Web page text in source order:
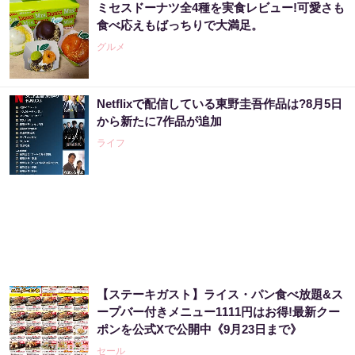
ミセスドーナツ全4種を実食レビュー!可愛さも
食べ応えもばっちりで大満足。
グルメ
Netflixで配信している東野圭吾作品は?8月5日
から新たに7作品が追加
ライフ
【ステーキガスト】ライス・パン食べ放題&ス
ープバー付きメニュー1111円はお得!最新クー
ポンを公式Xで公開中《9月23日まで》
セール